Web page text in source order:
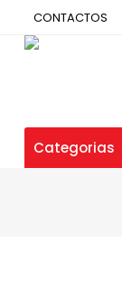
CONTACTOS
Categorias